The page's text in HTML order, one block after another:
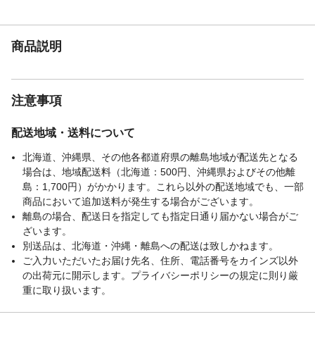
商品説明
注意事項
配送地域・送料について
北海道、沖縄県、その他各都道府県の離島地域が配送先となる
場合は、地域配送料（北海道：500円、沖縄県およびその他離
島：1,700円）がかかります。これら以外の配送地域でも、一部
商品において追加送料が発生する場合がございます。
離島の場合、配送日を指定しても指定日通り届かない場合がご
ざいます。
別送品は、北海道・沖縄・離島への配送は致しかねます。
ご入力いただいたお届け先名、住所、電話番号をカインズ以外
の出荷元に開示します。プライバシーポリシーの規定に則り厳
重に取り扱います。